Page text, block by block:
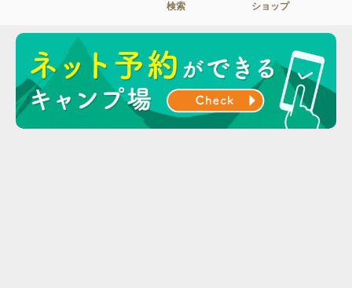
検索
ショップ